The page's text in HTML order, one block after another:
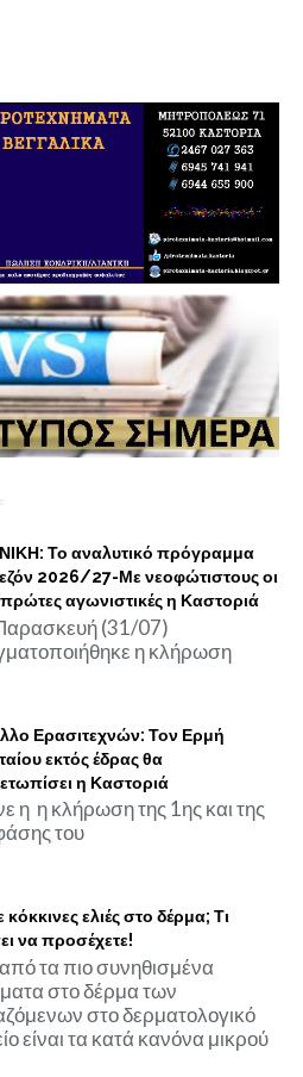
Το αναλυτικό πρόγραμμα
2026/27-Με νεοφώτιστους οι
πρώτες αγωνιστικές η Καστοριά
(31/07)
η κλήρωση
Ερασιτεχνών: Τον Ερμή
εκτός έδρας θα
η Καστοριά
η η κλήρωση της 1ης και της
του
κόκκινες ελιές στο δέρμα; Τι
να προσέχετε!
τα πιο συνηθισμένα
στο δέρμα των
στο δερματολογικό
είναι τα κατά κανόνα μικρού